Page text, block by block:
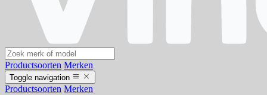
Productsoorten Merken
Toggle navigation
Productsoorten Merken